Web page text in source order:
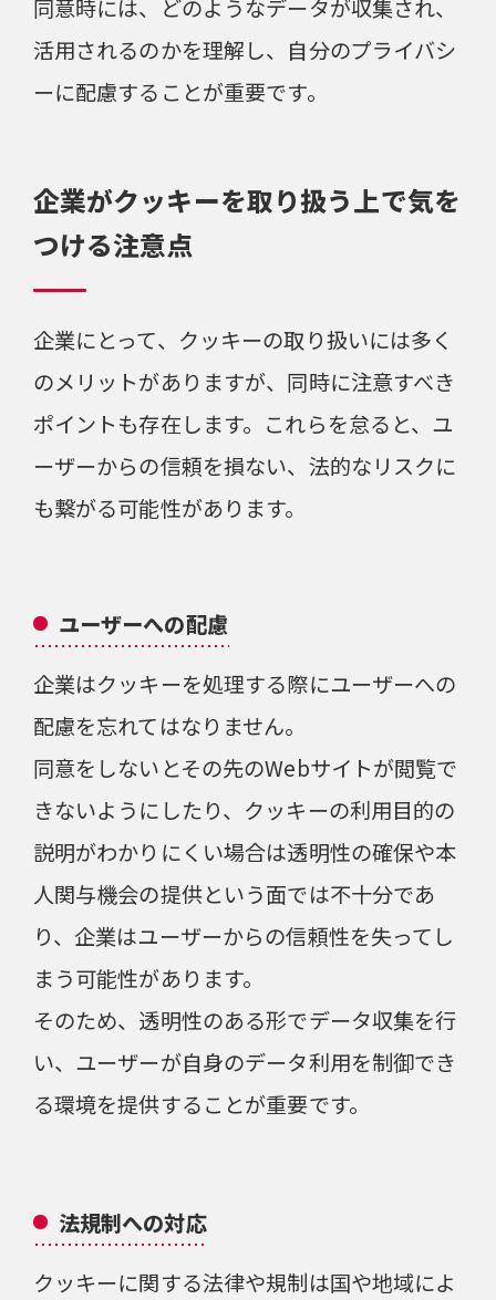
同意時には、どのようなデータが収集され、
活用されるのかを理解し、自分のプライバシ
ーに配慮することが重要です。
企業がクッキーを取り扱う上で気を
つける注意点
企業にとって、クッキーの取り扱いには多く
のメリットがありますが、同時に注意すべき
ポイントも存在します。これらを怠ると、ユ
ーザーからの信頼を損ない、法的なリスクに
も繋がる可能性があります。
ユーザーへの配慮
企業はクッキーを処理する際にユーザーへの
配慮を忘れてはなりません。
同意をしないとその先のWebサイトが閲覧で
きないようにしたり、クッキーの利用目的の
説明がわかりにくい場合は透明性の確保や本
人関与機会の提供という面では不十分であ
り、企業はユーザーからの信頼性を失ってし
まう可能性があります。
そのため、透明性のある形でデータ収集を行
い、ユーザーが自身のデータ利用を制御でき
る環境を提供することが重要です。
法規制への対応
クッキーに関する法律や規制は国や地域によ